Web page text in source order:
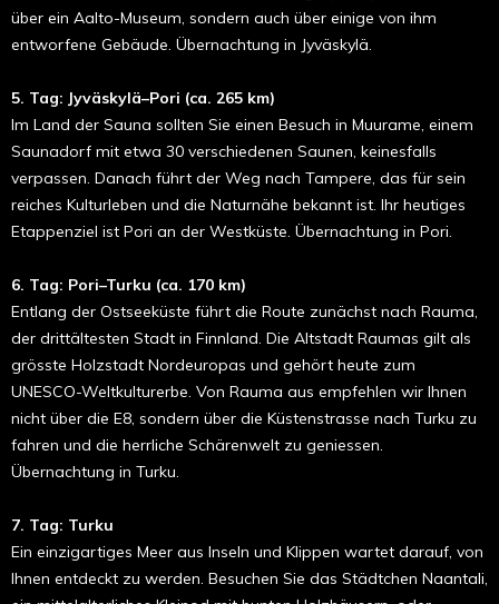
über ein Aalto-Museum, sondern auch über einige von ihm
entworfene Gebäude. Übernachtung in Jyväskylä.
5. Tag: Jyväskylä–Pori (ca. 265 km)
Im Land der Sauna sollten Sie einen Besuch in Muurame, einem
Saunadorf mit etwa 30 verschiedenen Saunen, keinesfalls
verpassen. Danach führt der Weg nach Tampere, das für sein
reiches Kulturleben und die Naturnähe bekannt ist. Ihr heutiges
Etappenziel ist Pori an der Westküste. Übernachtung in Pori.
6. Tag: Pori–Turku (ca. 170 km)
Entlang der Ostseeküste führt die Route zunächst nach Rauma,
der drittältesten Stadt in Finnland. Die Altstadt Raumas gilt als
grösste Holzstadt Nordeuropas und gehört heute zum
UNESCO-Weltkulturerbe. Von Rauma aus empfehlen wir Ihnen
nicht über die E8, sondern über die Küstenstrasse nach Turku zu
fahren und die herrliche Schärenwelt zu geniessen.
Übernachtung in Turku.
7. Tag: Turku
Ein einzigartiges Meer aus Inseln und Klippen wartet darauf, von
Ihnen entdeckt zu werden. Besuchen Sie das Städtchen Naantali,